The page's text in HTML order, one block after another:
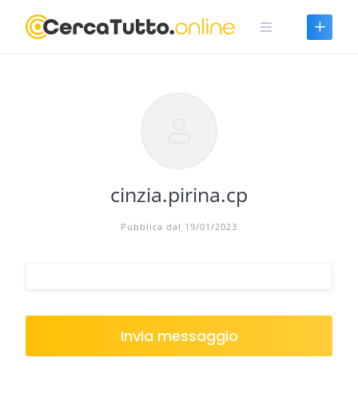
cinzia.pirina.cp
Pubblica dal 19/01/2023
Invia messaggio